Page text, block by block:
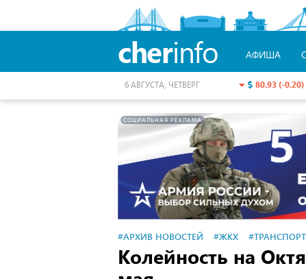
cherinfo АФИША
80.93 (-0.20)
6 АВГУСТА, ЧЕТВЕРГ
СОЦИАЛЬНАЯ РЕКЛАМА
#АРХИВ НОВОСТЕЙ #ЖКХ #ТРАНСПОРТ
Колейность на